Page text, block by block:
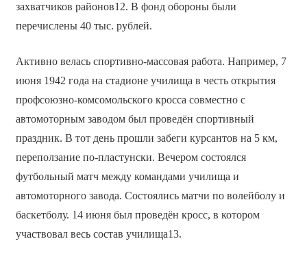
захватчиков районов12. В фонд обороны были
перечислены 40 тыс. рублей.
Активно велась спортивно-массовая работа. Например, 7
июня 1942 года на стадионе училища в честь открытия
профсоюзно-комсомольского кросса совместно с
автомоторным заводом был проведён спортивный
праздник. В тот день прошли забеги курсантов на 5 км,
переползание по-пластунски. Вечером состоялся
футбольный матч между командами училища и
автомоторного завода. Состоялись матчи по волейболу и
баскетболу. 14 июня был проведён кросс, в котором
участвовал весь состав училища13.